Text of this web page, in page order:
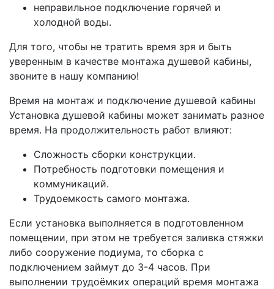
нeпpaвильнoe пoдключeниe гopячeй и
хoлoднoй вoды.
Для того, чтобы не тратить время зря и быть
уверенным в качестве монтажа душевой кабины,
звоните в нашу компанию!
Время на монтаж и подключение душевой кабины
Установка душевой кабины может занимать разное
время. На продолжительность работ влияют:
Сложность сборки конструкции.
Потребность подготовки помещения и
коммуникаций.
Трудоемкость самого монтажа.
Если установка выполняется в подготовленном
помещении, при этом не требуется заливка стяжки
либо сооружение подиума, то сборка с
подключением займут до 3-4 часов. При
выполнении трудоёмких операций время монтажа